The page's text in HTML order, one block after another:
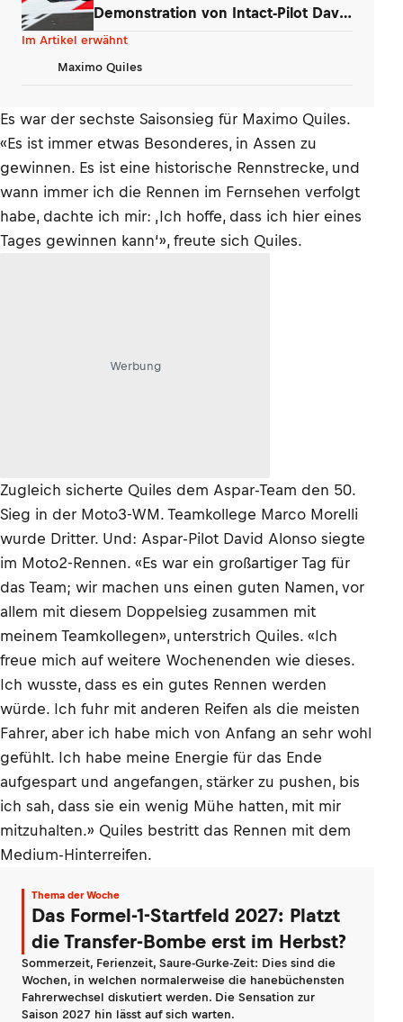
Demonstration von Intact-Pilot David
Almansa
Im Artikel erwähnt
Maximo Quiles
Es war der sechste Saisonsieg für Maximo Quiles.
«Es ist immer etwas Besonderes, in Assen zu
gewinnen. Es ist eine historische Rennstrecke, und
wann immer ich die Rennen im Fernsehen verfolgt
habe, dachte ich mir: ‚Ich hoffe, dass ich hier eines
Tages gewinnen kann‘», freute sich Quiles.
Werbung
Zugleich sicherte Quiles dem Aspar-Team den 50.
Sieg in der Moto3-WM. Teamkollege Marco Morelli
wurde Dritter. Und: Aspar-Pilot David Alonso siegte
im Moto2-Rennen. «Es war ein großartiger Tag für
das Team; wir machen uns einen guten Namen, vor
allem mit diesem Doppelsieg zusammen mit
meinem Teamkollegen», unterstrich Quiles. «Ich
freue mich auf weitere Wochenenden wie dieses.
Ich wusste, dass es ein gutes Rennen werden
würde. Ich fuhr mit anderen Reifen als die meisten
Fahrer, aber ich habe mich von Anfang an sehr wohl
gefühlt. Ich habe meine Energie für das Ende
aufgespart und angefangen, stärker zu pushen, bis
ich sah, dass sie ein wenig Mühe hatten, mit mir
mitzuhalten.» Quiles bestritt das Rennen mit dem
Medium-Hinterreifen.
Thema der Woche
Das Formel-1-Startfeld 2027: Platzt
die Transfer-Bombe erst im Herbst?
Sommerzeit, Ferienzeit, Saure-Gurke-Zeit: Dies sind die
Wochen, in welchen normalerweise die hanebüchensten
Fahrerwechsel diskutiert werden. Die Sensation zur
Saison 2027 hin lässt auf sich warten.